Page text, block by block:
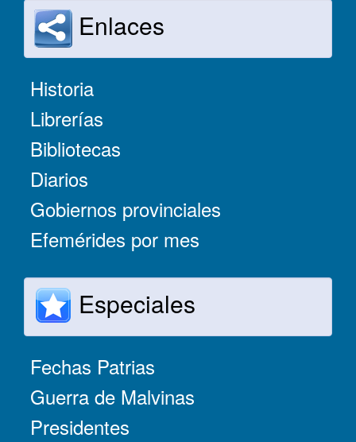
Enlaces
Historia
Librerías
Bibliotecas
Diarios
Gobiernos provinciales
Efemérides por mes
Especiales
Fechas Patrias
Guerra de Malvinas
Presidentes